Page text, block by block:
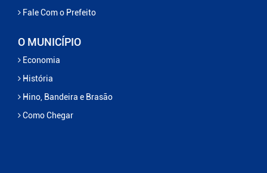
Fale Com o Prefeito
O MUNICÍPIO
Economia
História
Hino, Bandeira e Brasão
Como Chegar